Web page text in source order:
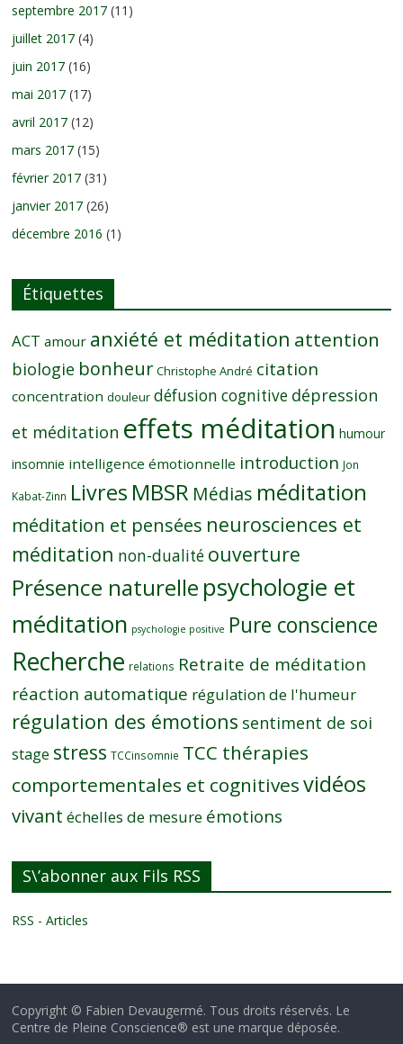
septembre 2017 (11)
juillet 2017 (4)
juin 2017 (16)
mai 2017 (17)
avril 2017 (12)
mars 2017 (15)
février 2017 (31)
janvier 2017 (26)
décembre 2016 (1)
Étiquettes
ACT amour anxiété et méditation attention
biologie bonheur Christophe André citation
concentration douleur défusion cognitive dépression
et méditation effets méditation humour
insomnie intelligence émotionnelle introduction Jon
Kabat-Zinn Livres MBSR Médias méditation
méditation et pensées neurosciences et
méditation non-dualité ouverture
Présence naturelle psychologie et
méditation psychologie positive Pure conscience
Recherche relations Retraite de méditation
réaction automatique régulation de l'humeur
régulation des émotions sentiment de soi
stage stress TCCinsomnie TCC thérapies
comportementales et cognitivesvidéos
vivant échelles de mesure émotions
S\’abonner aux Fils RSS
RSS - Articles
Copyright © Fabien Devaugermé. Tous droits réservés. Le
Centre de Pleine Conscience® est une marque déposée.